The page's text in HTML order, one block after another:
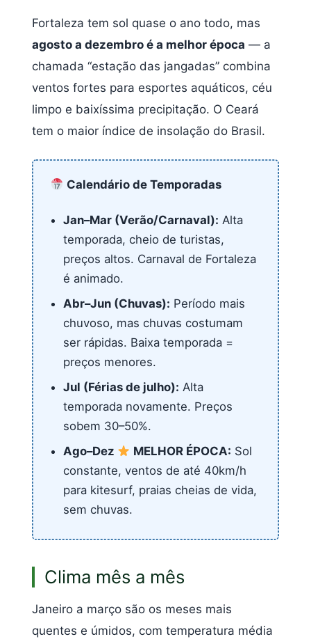
Fortaleza tem sol quase o ano todo, mas
agosto a dezembro é a melhor época — a
chamada “estação das jangadas” combina
ventos fortes para esportes aquáticos, céu
limpo e baixíssima precipitação. O Ceará
tem o maior índice de insolação do Brasil.
Calendário de Temporadas
Jan–Mar (Verão/Carnaval): Alta
temporada, cheio de turistas,
preços altos. Carnaval de Fortaleza
é animado.
Abr–Jun (Chuvas): Período mais
chuvoso, mas chuvas costumam
ser rápidas. Baixa temporada =
preços menores.
Jul (Férias de julho): Alta
temporada novamente. Preços
sobem 30–50%.
Ago–Dez
MELHOR ÉPOCA: Sol
constante, ventos de até 40km/h
para kitesurf, praias cheias de vida,
sem chuvas.
Clima mês a mês
Janeiro a março são os meses mais
quentes e úmidos, com temperatura média